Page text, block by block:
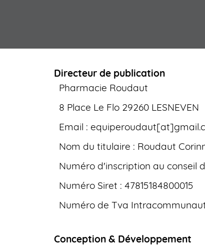
Directeur de publication
Pharmacie Roudaut
8 Place Le Flo 29260 LESNEVEN
Email :
Nom du titulaire : Roudaut
Numéro d'inscription au conseil
Numéro Siret : 47815184800015
Numéro de Tva
Conception & Développement